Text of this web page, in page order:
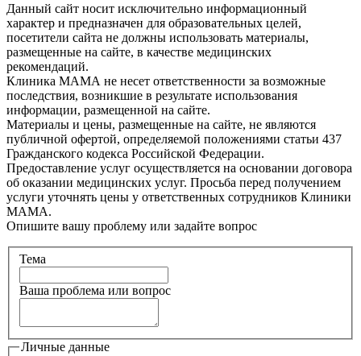
Данный сайт носит исключительно информационный
характер и предназначен для образовательных целей,
посетители сайта не должны использовать материалы,
размещенные на сайте, в качестве медицинских
рекомендаций.
Клиника МАМА не несет ответственности за возможные
последствия, возникшие в результате использования
информации, размещенной на сайте.
Материалы и цены, размещенные на сайте, не являются
публичной офертой, определяемой положениями статьи 437
Гражданского кодекса Российской Федерации.
Предоставление услуг осуществляется на основании договора
об оказании медицинских услуг. Просьба перед получением
услуги уточнять цены у ответственных сотрудников Клиники
МАМА.
Опишите вашу проблему или задайте вопрос
Тема
Ваша проблема или вопрос
Личные данные